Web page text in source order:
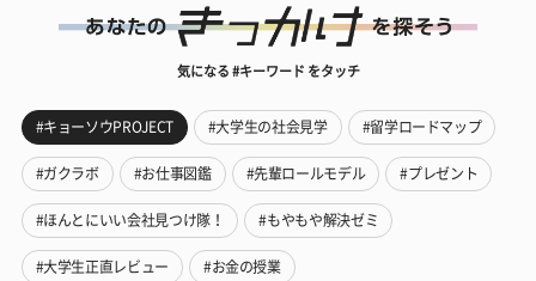
気になる #キーワード をタッチ
#キョーソウPROJECT #大学生の社会見学 #留学ロードマップ
#ガクラボ #お仕事図鑑 #先輩ロールモデル #プレゼント
#ほんとにいい会社見つけ隊！ #もやもや解決ゼミ
#大学生正直レビュー #お金の授業